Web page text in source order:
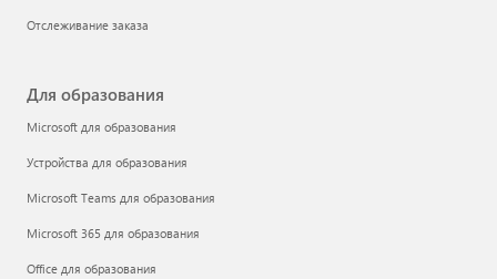
Отслеживание заказа
Для образования
Microsoft для образования
Устройства для образования
Microsoft Teams для образования
Microsoft 365 для образования
Office для образования